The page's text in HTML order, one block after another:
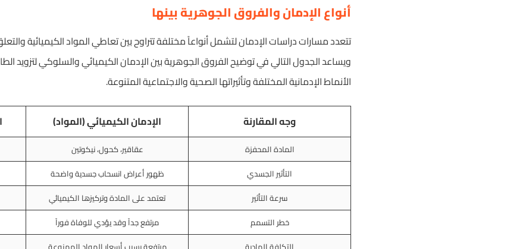
أنواع الإدمان والفروق الجوهرية بينها
تتعدد مسارات دراسات الإدمان لتشمل أنواعاً مختلفة تتراوح بين تعاطي المواد الكيميائية
ويساعد الجدول التالي في توضيح الفروق الجوهرية بين الإدمان الكيميائي والسلوكي لتزويد
الأنماط الإدمانية المختلفة وتأثيراتها الصحية والاجتماعية المتنوعة.
وجه المقارنة الإدمان الكيميائي (المواد)
المادة المحفزة عقاقير، كحول، نيكوتين
التأثير الجسدي
ظهور أعراض انسحاب جسدية واضحة
سرعة التأثير
تعتمد على المادة وتركيزها الكيميائي
خطر التسمم
مرتفع جداً وقد يؤدي للوفاة فوراً